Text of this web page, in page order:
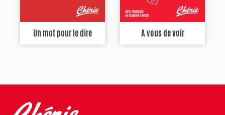
Un mot pour le dire A vous de voir